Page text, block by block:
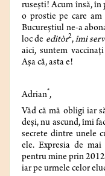
rusești! Acum însă,
o prostie pe care
Bucureștiul ne-a
loc de editòr2,îmi
aici, suntem
Așa că, asta e!
Adrian*,
Văd că mă obligi iar
deși, nu ascund, îmi
secrete dintre unele
ele. Expresia de mai
pentru mine prin
iar pe urmele celor